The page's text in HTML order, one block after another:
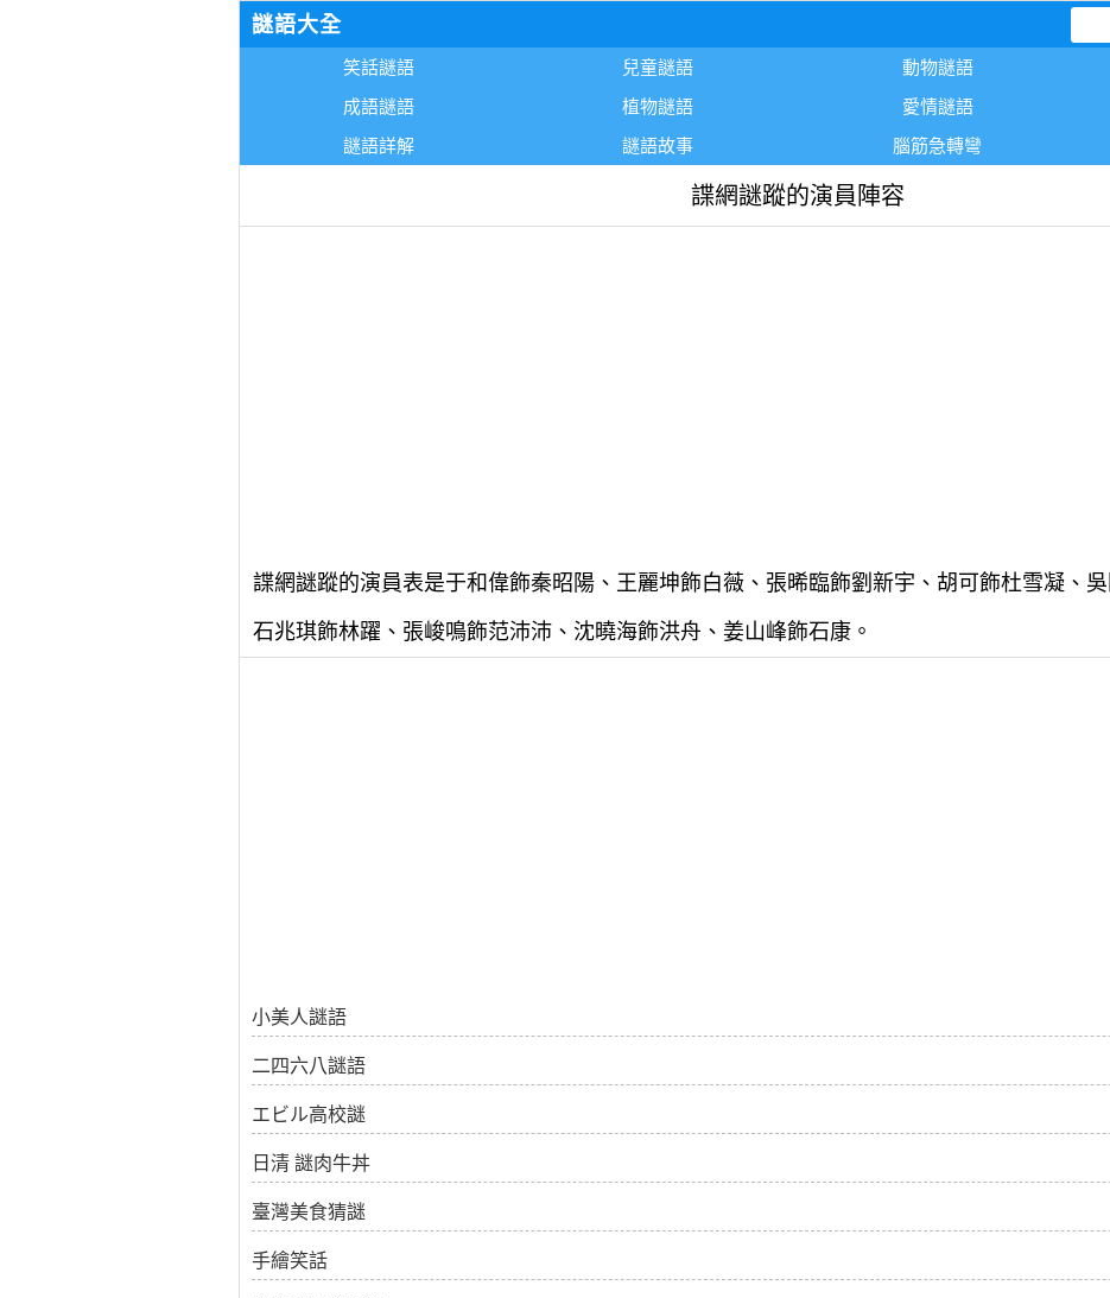
謎語大全
笑話謎語 兒童謎語 動物謎語
成語謎語
植物謎語 愛情謎語
謎語詳解
謎語故事 腦筋急轉彎
諜網謎蹤的演員陣容
諜網謎蹤的演員表是于和偉飾秦昭陽、王麗坤飾白薇、張晞臨飾劉新宇、胡可飾杜雪凝、
石兆琪飾林躍、張峻鳴飾范沛沛、沈曉海飾洪舟、姜山峰飾石康。
小美人謎語
二四六八謎語
エビル高校謎
日清 謎肉牛丼
臺灣美食猜謎
手繪笑話